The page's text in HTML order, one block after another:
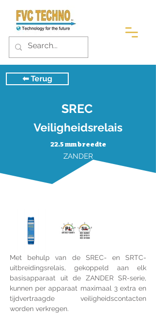
⬅︎ Terug
SREC
Veiligheidsrelais
22.5 mm breedte
ZANDER
Met behulp van de SREC- en SRTC-
uitbreidingsrelais, gekoppeld aan elk
basisapparaat uit de ZANDER SR-serie,
kunnen per apparaat maximaal 3 extra en
tijdvertraagde veiligheidscontacten
worden verkregen.